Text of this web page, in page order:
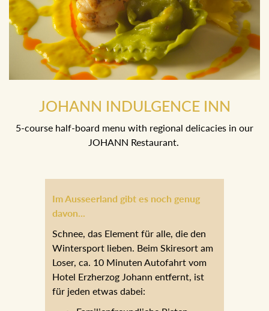
JOHANN INDULGENCE INN
5-course half-board menu with regional delicacies in our
JOHANN Restaurant.
Im Ausseerland gibt es noch genug
davon...
Schnee, das Element für alle, die den
Wintersport lieben. Beim Skiresort am
Loser, ca. 10 Minuten Autofahrt vom
Hotel Erzherzog Johann entfernt, ist
für jeden etwas dabei: